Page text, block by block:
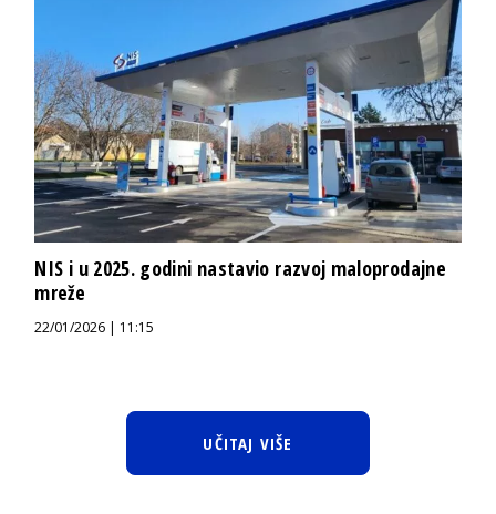
NIS i u 2025. godini nastavio razvoj maloprodajne
mreže
22/01/2026 | 11:15
UČITAJ VIŠE